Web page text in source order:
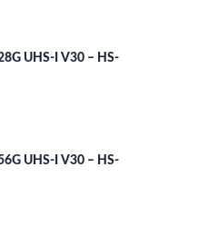
UHS-I V30 – HS-
UHS-I V30 – HS-